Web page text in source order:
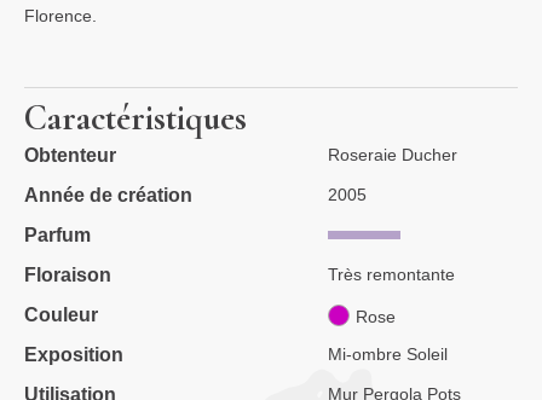
Florence.
Caractéristiques
Obtenteur Roseraie Ducher
Année de création 2005
Parfum
Floraison
Très remontante
Couleur Rose
Exposition Mi-ombre Soleil
Utilisation Mur Pergola Pots